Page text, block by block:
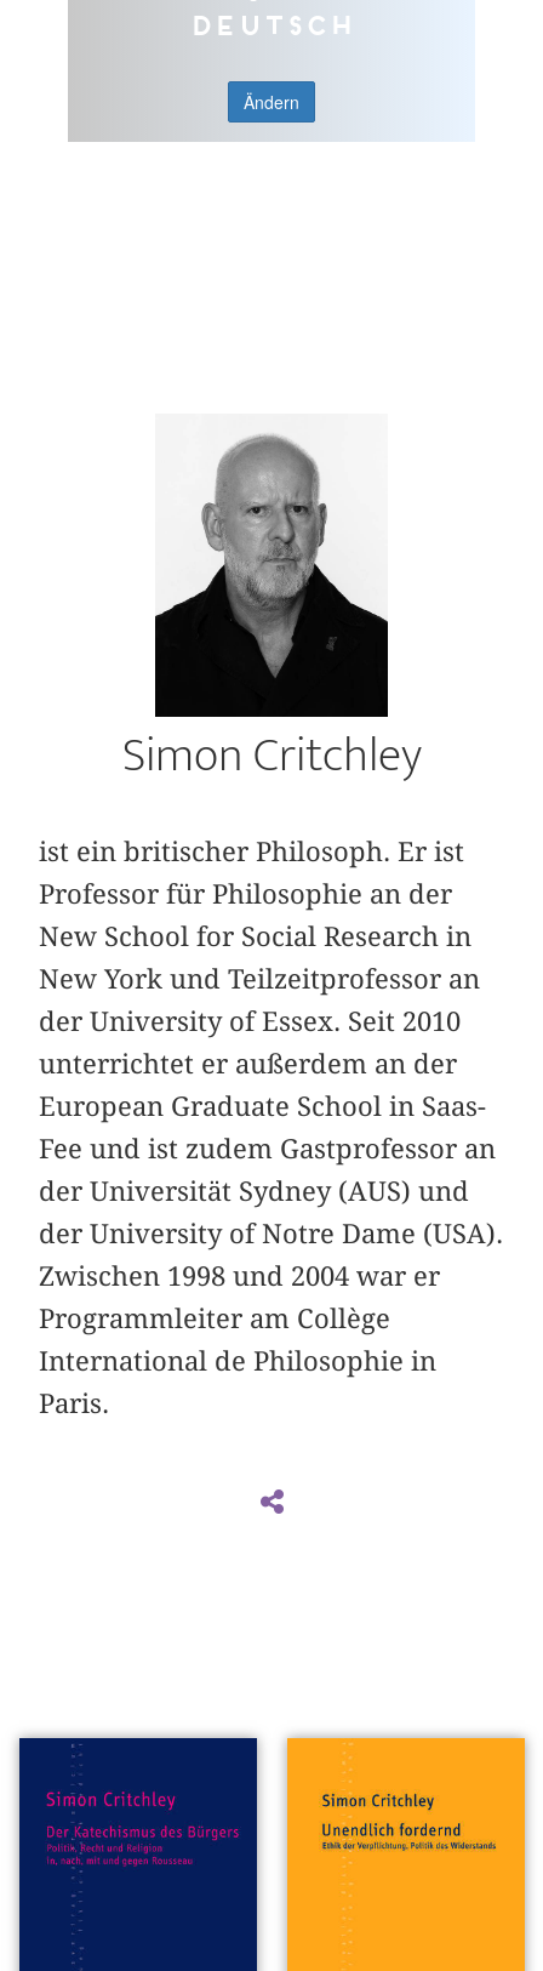
Deutsch
Ändern
Simon Critchley
ist ein britischer Philosoph. Er ist
Professor für Philosophie an der
New School for Social Research in
New York und Teilzeitprofessor an
der University of Essex. Seit 2010
unterrichtet er außerdem an der
European Graduate School in Saas-
Fee und ist zudem Gastprofessor an
der Universität Sydney (AUS) und
der University of Notre Dame (USA).
Zwischen 1998 und 2004 war er
Programmleiter am Collège
International de Philosophie in
Paris.